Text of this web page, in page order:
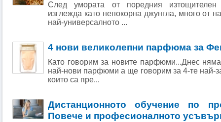
След умората от поредния изтощителен
изглежда като непокорна джунгла, много от
най-универсалното ...
4 нови великолепни парфюма за
Като говорим за новите парфюми...Днес
най-нови парфюми а ще говорим за 4-те най-
които са пре...
Дистанционното обучение по
Повече и професионалното